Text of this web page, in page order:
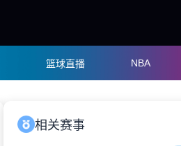
篮球直播 NBA
相关赛事